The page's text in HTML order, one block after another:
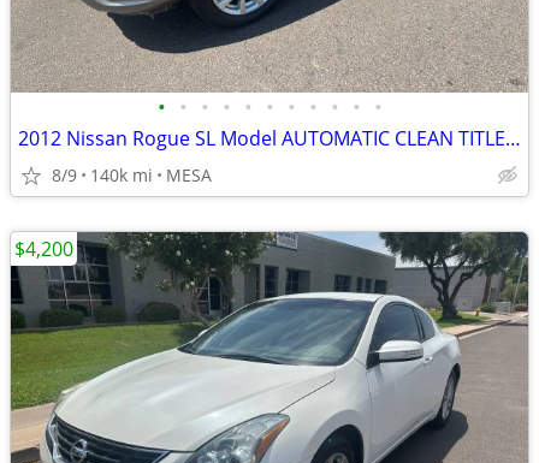
• • • • • • • • • • •
2012 Nissan Rogue SL Model AUTOMATIC CLEAN TITLE RUNS GREAT
8/9 140k mi MESA
$4,200